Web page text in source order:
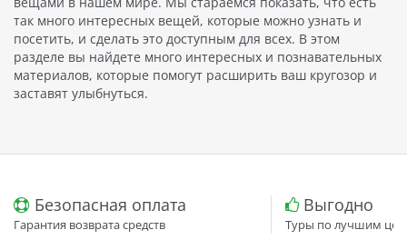
так много интересных вещей, которые можно узнать и
посетить, и сделать это доступным для всех. В этом
разделе вы найдете много интересных и познавательных
материалов, которые помогут расширить ваш кругозор и
заставят улыбнуться.
Безопасная оплата
Гарантия возврата средств
Выгодно
Туры по лучшим